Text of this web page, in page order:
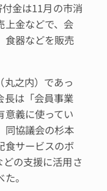
金は11月の市消
上金などで、会
食器などを販売
之内）であっ
長は「会員事業
意義に使ってい
同協議会の杉本
食サービスのボ
の支援に活用さ
。